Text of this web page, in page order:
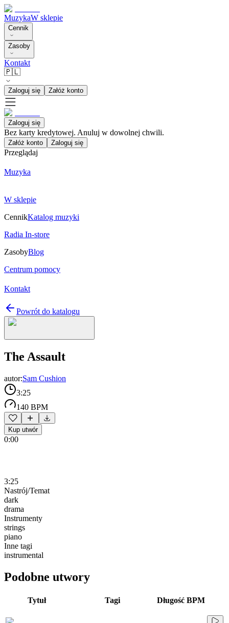
MuzykaW sklepie
Cennik
Zasoby
Kontakt
🇵🇱
Zaloguj się Załóż konto
Zaloguj się
Bez karty kredytowej. Anuluj w dowolnej chwili.
Załóż konto Zaloguj się
Przeglądaj
Muzyka
W sklepie
CennikKatalog muzyki
Radia In-store
ZasobyBlog
Centrum pomocy
Kontakt
Powrót do katalogu
The Assault
autor:Sam Cushion
3:25
140 BPM
Kup utwór
0:00
3:25
Nastrój/Temat
dark
drama
Instrumenty
strings
piano
Inne tagi
instrumental
Podobne utwory
Tytuł Tagi Długość BPM